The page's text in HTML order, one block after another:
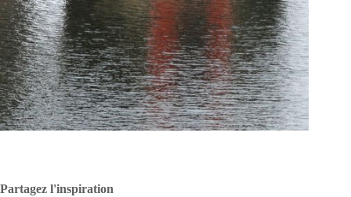
Partagez l'inspiration